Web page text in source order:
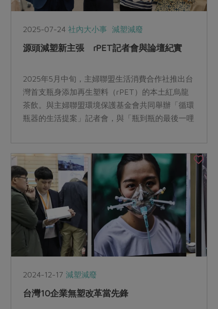
2025-07-24社內大小事 減塑減廢
源頭減塑新主張 rPET記者會與論壇紀實
2025年5月中旬，主婦聯盟生活消費合作社推出台
灣首支瓶身添加再生塑料（rPET）的本土紅烏龍
茶飲。與主婦聯盟環境保護基金會共同舉辦「循環
瓶器的生活提案」記者會，與「瓶到瓶的最後一哩
料的循環利用，從源頭落實減塑目標。
2024-12-17減塑減廢
台灣10企業無塑改革當先鋒